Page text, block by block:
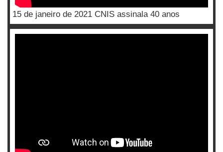
15 de janeiro de 2021 CNIS assinala 40 anos